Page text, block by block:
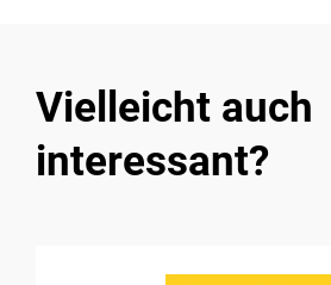
Vielleicht auch
interessant?